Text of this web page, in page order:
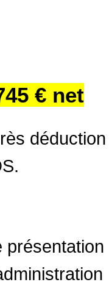
€ net
déduction
présentation